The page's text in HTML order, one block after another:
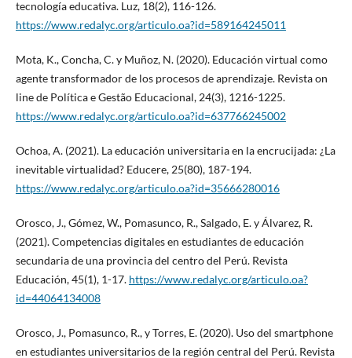
tecnología educativa. Luz, 18(2), 116-126.
https://www.redalyc.org/articulo.oa?id=589164245011
Mota, K., Concha, C. y Muñoz, N. (2020). Educación virtual como
agente transformador de los procesos de aprendizaje. Revista on
line de Política e Gestão Educacional, 24(3), 1216-1225.
https://www.redalyc.org/articulo.oa?id=637766245002
Ochoa, A. (2021). La educación universitaria en la encrucijada: ¿La
inevitable virtualidad? Educere, 25(80), 187-194.
https://www.redalyc.org/articulo.oa?id=35666280016
Orosco, J., Gómez, W., Pomasunco, R., Salgado, E. y Álvarez, R.
(2021). Competencias digitales en estudiantes de educación
secundaria de una provincia del centro del Perú. Revista
Educación, 45(1), 1-17. https://www.redalyc.org/articulo.oa?
id=44064134008
Orosco, J., Pomasunco, R., y Torres, E. (2020). Uso del smartphone
en estudiantes universitarios de la región central del Perú. Revista